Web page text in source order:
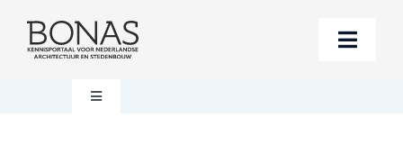
naar
Toggle
BerichtenToggle